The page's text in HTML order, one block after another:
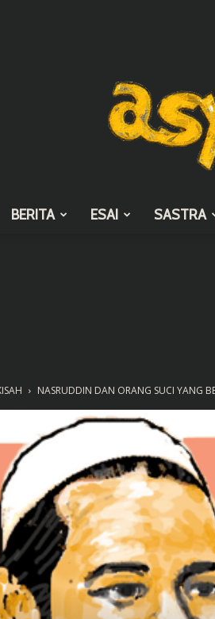
BERITA ESAI SASTRA
NASRUDDIN DAN ORANG SUCI YANG